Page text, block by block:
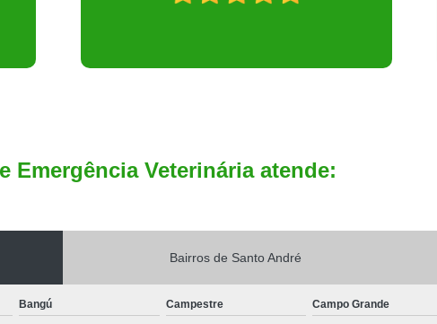
Emergência Veterinária atende:
Bairros de Santo André
Bangú Campestre Campo Grande